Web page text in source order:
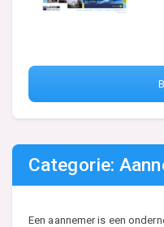
Categorie:
Een aannemer is een